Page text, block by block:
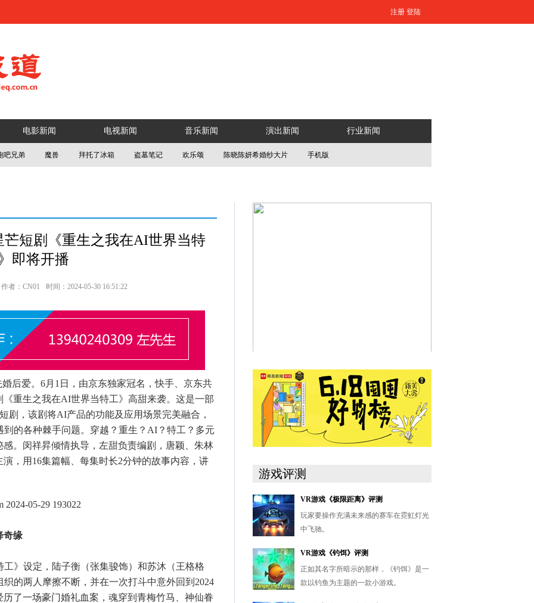
注册 登陆
电影新闻 电视新闻 音乐新闻 演出新闻 行业新闻
吧兄弟 魔兽 拜托了冰箱 盗墓笔记 欢乐颂 陈晓陈妍希婚纱大片 手机版
短剧《重生之我在AI世界当特
即将开播
作者：CN01 时间：2024-05-30 16:51:22
爱。6月1日，由京东独家冠名，快手、京东共
重生之我在AI世界当特工》高甜来袭。这是一部
剧，该剧将AI产品的功能及应用场景完美融合，
的各种棘手问题。穿越？重生？AI？特工？多元
。闵祥昇倾情执导，左甜负责编剧，唐颖、朱林
，用16集篇幅、每集时长2分钟的故事内容，讲
奇缘
设定，陆子衡（张集骏饰）和苏沐（王格格
的两人摩擦不断，并在一次打斗中意外回到2024
了一场豪门婚礼血案，魂穿到青梅竹马、神仙眷